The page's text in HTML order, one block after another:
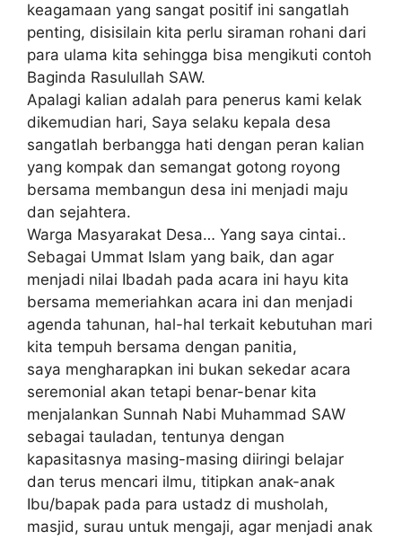
keagamaan yang sangat positif ini sangatlah
penting, disisilain kita perlu siraman rohani dari
para ulama kita sehingga bisa mengikuti contoh
Baginda Rasulullah SAW.
Apalagi kalian adalah para penerus kami kelak
dikemudian hari, Saya selaku kepala desa
sangatlah berbangga hati dengan peran kalian
yang kompak dan semangat gotong royong
bersama membangun desa ini menjadi maju
dan sejahtera.
Warga Masyarakat Desa… Yang saya cintai..
Sebagai Ummat Islam yang baik, dan agar
menjadi nilai Ibadah pada acara ini hayu kita
bersama memeriahkan acara ini dan menjadi
agenda tahunan, hal-hal terkait kebutuhan mari
kita tempuh bersama dengan panitia,
saya mengharapkan ini bukan sekedar acara
seremonial akan tetapi benar-benar kita
menjalankan Sunnah Nabi Muhammad SAW
sebagai tauladan, tentunya dengan
kapasitasnya masing-masing diiringi belajar
dan terus mencari ilmu, titipkan anak-anak
Ibu/bapak pada para ustadz di musholah,
masjid, surau untuk mengaji, agar menjadi anak